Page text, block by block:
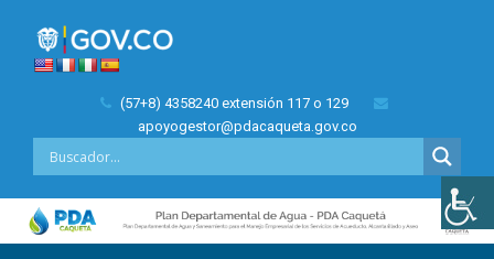
(57+8) 4358240 extensión 117 o 129
apoyogestor@pdacaqueta.gov.co